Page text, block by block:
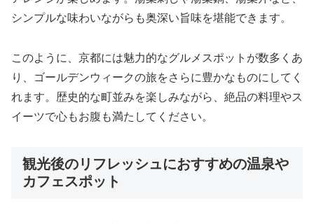
シンプルな味わいながらも奥深い旨味を堪能できます。
このように、京都には魅力的なグルメスポットが数多くあ
り、ゴールデンウィークの旅をさらに豊かなものにしてく
れます。歴史的な町並みを楽しみながら、絶品の料理やス
イーツで心もお腹も満たしてください。
観光後のリフレッシュにおすすめの温泉や
カフェスポット